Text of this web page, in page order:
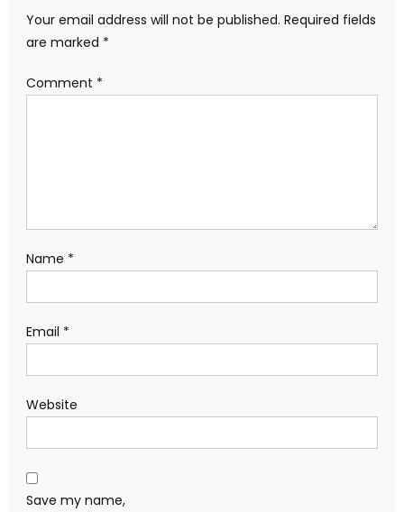
Your email address will not be published. Required fields
are marked *
Comment *
Name *
Email *
Website
Save my name,